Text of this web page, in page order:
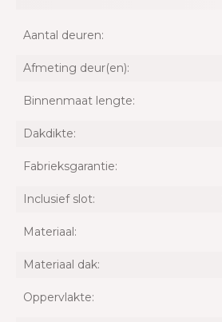
Aantal deuren:
Afmeting deur(en):
Binnenmaat lengte:
Dakdikte:
Fabrieksgarantie:
Inclusief slot:
Materiaal:
Materiaal dak:
Oppervlakte: